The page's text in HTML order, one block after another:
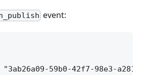
event:
"3ab26a09-59b0-42f7-98e3-